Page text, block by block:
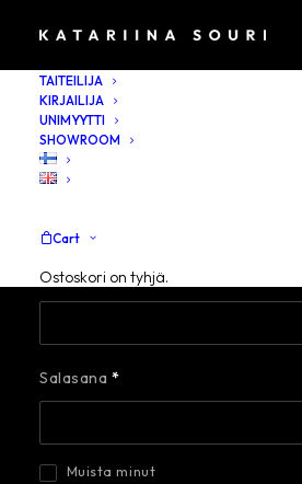
TAITEILIJA
KIRJAILIJA
UNIMYYTTI
SHOWROOM
Cart
Ostoskori on tyhjä.
My account
Kirjaudu
Käyttäjätunnus tai sähköpostiosoite
Salasana*Vaaditaan
Muista minut